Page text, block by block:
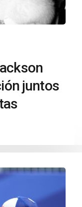
juntos